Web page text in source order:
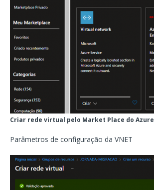
Criar rede virtual pelo Market Place do Azure
Parâmetros de configuração da VNET